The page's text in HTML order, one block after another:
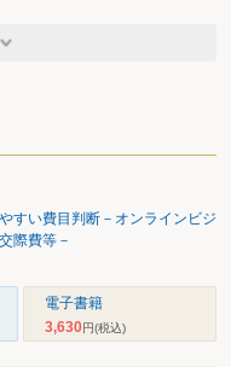
すい費目判断－オンラインビジ
際費等－
電子書籍
3,630円(税込)